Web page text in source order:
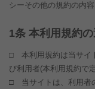
シーその他の規約の内
条 本利用規約
□ 本利用規約は当サイ
び利用者(本利用規約で
□ 当サイトは、利用者